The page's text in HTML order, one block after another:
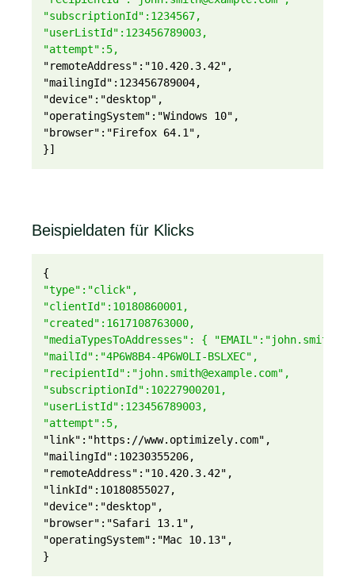
"subscriptionId":1234567,
"userListId":123456789003,
"attempt":5,
"remoteAddress":"10.420.3.42",
"mailingId":123456789004,
"device":"desktop",
"operatingSystem":"Windows 10",
"browser":"Firefox 64.1",
}]
Beispieldaten für Klicks
{
"type":"click",
"clientId":10180860001,
"created":1617108763000,
"mediaTypesToAddresses": {
"mailId":"4P6W8B4-4P6W0LI-BSLXEC",
"recipientId":"john.smith@example.com",
"subscriptionId":10227900201,
"userListId":123456789003,
"attempt":5,
"link":"https://www.optimizely.com",
"mailingId":10230355206,
"remoteAddress":"10.420.3.42",
"linkId":10180855027,
"device":"desktop",
"browser":"Safari 13.1",
"operatingSystem":"Mac 10.13",
}